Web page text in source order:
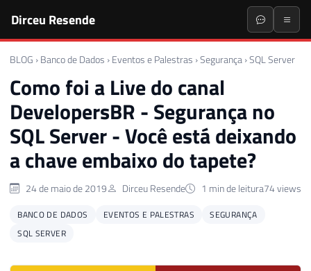
Dirceu Resende
BLOG › Banco de Dados › Eventos e Palestras ›Segurança ›SQL Server
Como foi a Live do canal
DevelopersBR - Segurança no
SQL Server - Você está deixando
a chave embaixo do tapete?
24 de maio de 2019 Dirceu Resende 1 min de leitura74 views
BANCO DE DADOS EVENTOS E PALESTRAS
SEGURANÇA
SQL SERVER